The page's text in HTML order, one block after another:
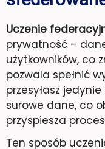
Uczenie
prywatność –
użytkowników, co
pozwala spełnić
przesyłasz
surowe dane, co
przyspiesza
Ten sposób